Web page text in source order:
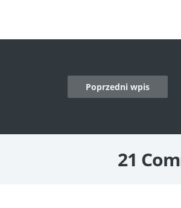
Poprzedni wpis
21